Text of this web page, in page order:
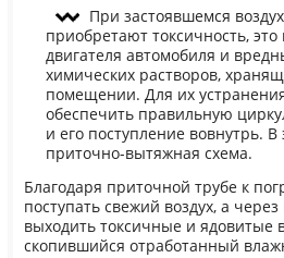
При застоявшемся
приобретают токсичность,
двигателя автомобиля и
химических растворов,
помещении. Для их
обеспечить правильную
и его поступление вовнутрь.
приточно-вытяжная схема.
Благодаря приточной трубе к
поступать свежий воздух, а
выходить токсичные и ядовитые
скопившийся отработанный